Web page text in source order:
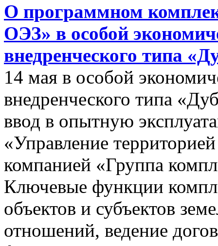
О программном
ОЭЗ» в особой
внедренческого типа
14 мая в особой
внедренческого типа
ввод в опытную
«Управление
компанией «Группа
Ключевые функции
объектов и субъектов
отношений, ведение